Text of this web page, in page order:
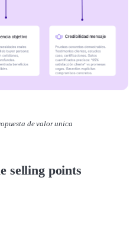
de valor unica
selling points